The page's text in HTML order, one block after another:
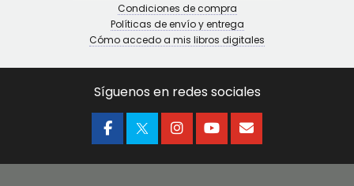
Condiciones de compra
Políticas de envío y entrega
Cómo accedo a mis libros digitales
Síguenos en redes sociales